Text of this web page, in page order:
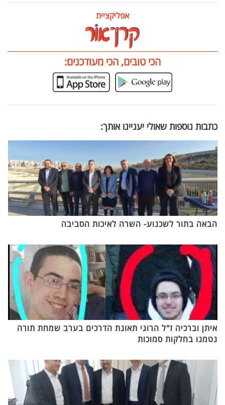
אפליקציית
הכי טובים, הכי מעודכנים:
כתבות נוספות שאולי יעניינו אותך:
הבאה בתור לשכנוע- השרה לאיכות הסביבה
איתן וברכיה ז"ל הרוגי תאונת הדרכים בערב שמחת תורה
נטמנו בחלקות סמוכות